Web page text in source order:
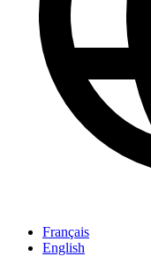
Français
English